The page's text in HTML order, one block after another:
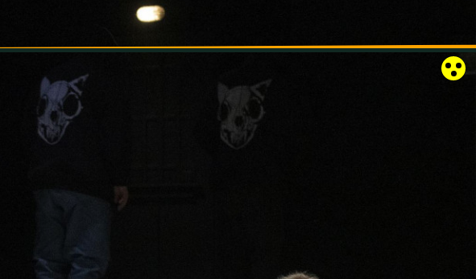
GALÉRIA EN